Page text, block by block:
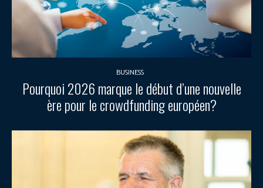
BUSINESS
Pourquoi 2026 marque le début d’une nouvelle
ère pour le crowdfunding européen?